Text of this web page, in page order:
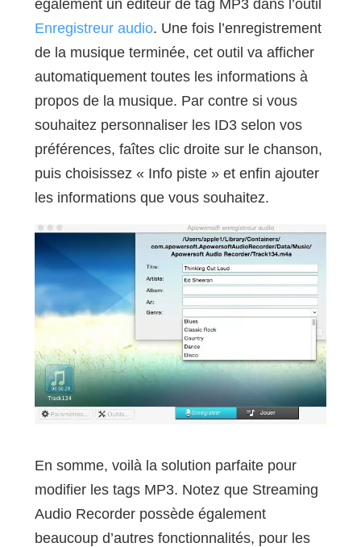
également un éditeur de tag MP3 dans l’outil
Enregistreur audio. Une fois l’enregistrement
de la musique terminée, cet outil va afficher
automatiquement toutes les informations à
propos de la musique. Par contre si vous
souhaitez personnaliser les ID3 selon vos
préférences, faîtes clic droite sur le chanson,
puis choisissez « Info piste » et enfin ajouter
les informations que vous souhaitez.
En somme, voilà la solution parfaite pour
modifier les tags MP3. Notez que Streaming
Audio Recorder possède également
beaucoup d’autres fonctionnalités, pour les